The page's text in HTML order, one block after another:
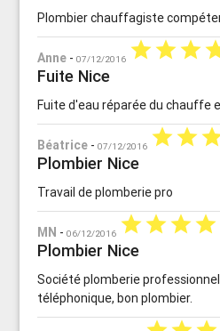
Plombier chauffagiste
Anne -07/12/2016 starstarstar
Fuite Nice
Fuite d'eau réparée du chauffe
Béatrice -07/12/2016 starstar
Plombier Nice
Travail de plomberie pro
MN -06/12/2016 starstarstarstar
Plombier Nice
Société plomberie
téléphonique, bon plombier.